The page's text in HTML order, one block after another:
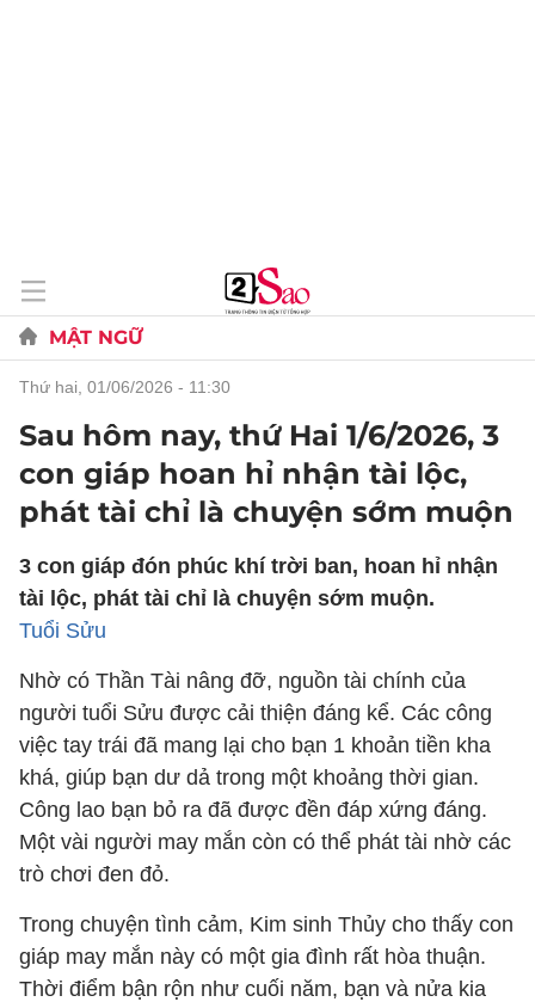
MẬT NGỮ
thứ hai, 01/06/2026 - 11:30
Sau hôm nay, thứ Hai 1/6/2026, 3
con giáp hoan hỉ nhận tài lộc,
phát tài chỉ là chuyện sớm muộn
3 con giáp đón phúc khí trời ban, hoan hỉ nhận
tài lộc, phát tài chỉ là chuyện sớm muộn.
Tuổi Sửu
Nhờ có Thần Tài nâng đỡ, nguồn tài chính của
người tuổi Sửu được cải thiện đáng kể. Các công
việc tay trái đã mang lại cho bạn 1 khoản tiền kha
khá, giúp bạn dư dả trong một khoảng thời gian.
Công lao bạn bỏ ra đã được đền đáp xứng đáng.
Một vài người may mắn còn có thể phát tài nhờ các
trò chơi đen đỏ.
Trong chuyện tình cảm, Kim sinh Thủy cho thấy con
giáp may mắn này có một gia đình rất hòa thuận.
Thời điểm bận rộn như cuối năm, bạn và nửa kia